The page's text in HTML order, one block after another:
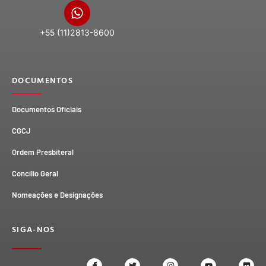
+55 (11)2813-8600
DOCUMENTOS
Documentos Oficiais
CGCJ
Ordem Presbiteral
Concílio Geral
Nomeações e Designações
SIGA-NOS